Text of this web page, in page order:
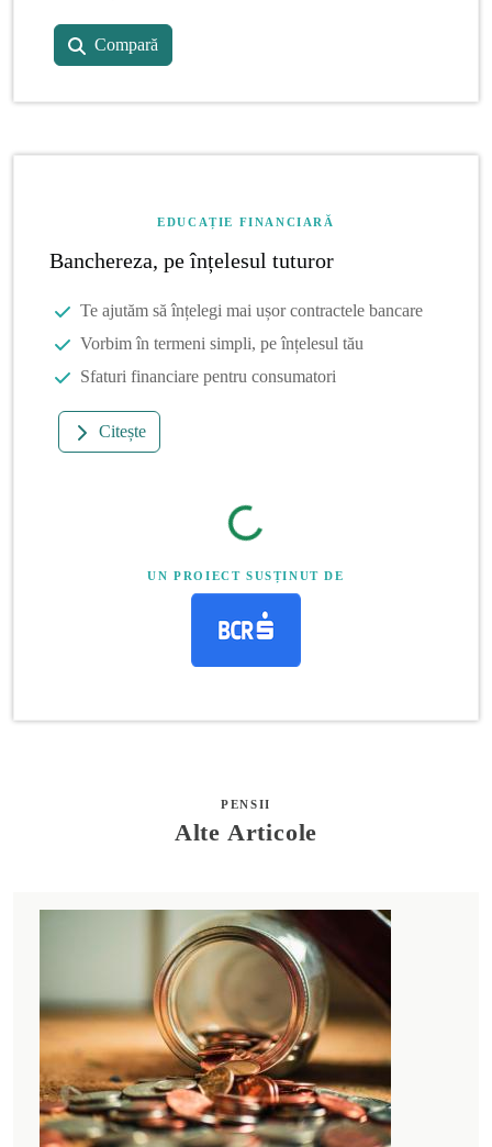
Compară
EDUCAȚIE FINANCIARĂ
Banchereza, pe înțelesul tuturor
Te ajutăm să înțelegi mai ușor contractele bancare
Vorbim în termeni simpli, pe înțelesul tău
Sfaturi financiare pentru consumatori
Citește
UN PROIECT SUSȚINUT DE
PENSII
Alte Articole